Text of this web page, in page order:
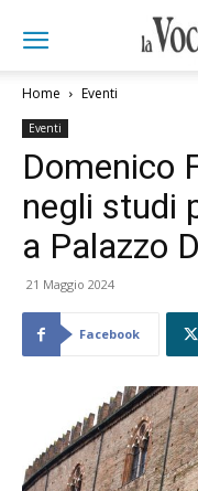
Home Eventi
Eventi
Domenico
negli studi
a Palazzo
21 Maggio 2024
Facebook